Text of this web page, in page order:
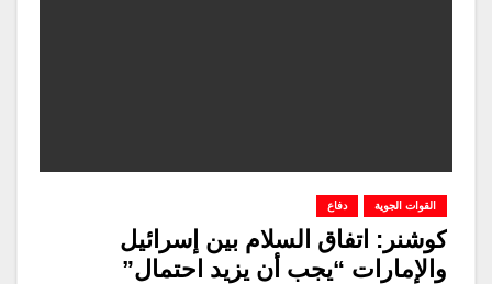
القوات الجوية دفاع
كوشنر: اتفاق السلام بين إسرائيل
والإمارات “يجب أن يزيد احتمال”